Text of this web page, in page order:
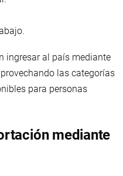
ingresar al país mediante
las categorías
para personas
mediante